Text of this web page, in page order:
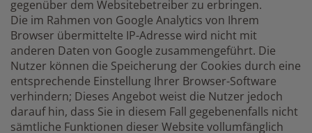
gegenüber dem Websitebetreiber zu erbringen.
Die im Rahmen von Google Analytics von Ihrem
Browser übermittelte IP-Adresse wird nicht mit
anderen Daten von Google zusammengeführt. Die
Nutzer können die Speicherung der Cookies durch eine
entsprechende Einstellung Ihrer Browser-Software
verhindern; Dieses Angebot weist die Nutzer jedoch
darauf hin, dass Sie in diesem Fall gegebenenfalls nicht
sämtliche Funktionen dieser Website vollumfänglich